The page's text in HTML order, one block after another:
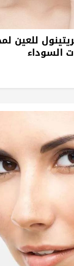
للعين
السوداء